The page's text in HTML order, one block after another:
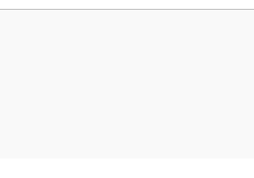
için teşekkür ederiz.